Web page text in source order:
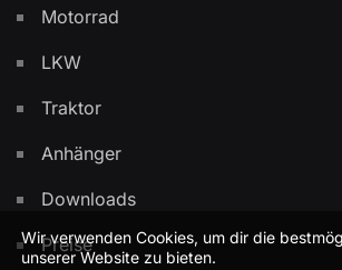
Motorrad
LKW
Traktor
Anhänger
Downloads
Preise
Wir verwenden Cookies, um dir die
unserer Website zu bieten.